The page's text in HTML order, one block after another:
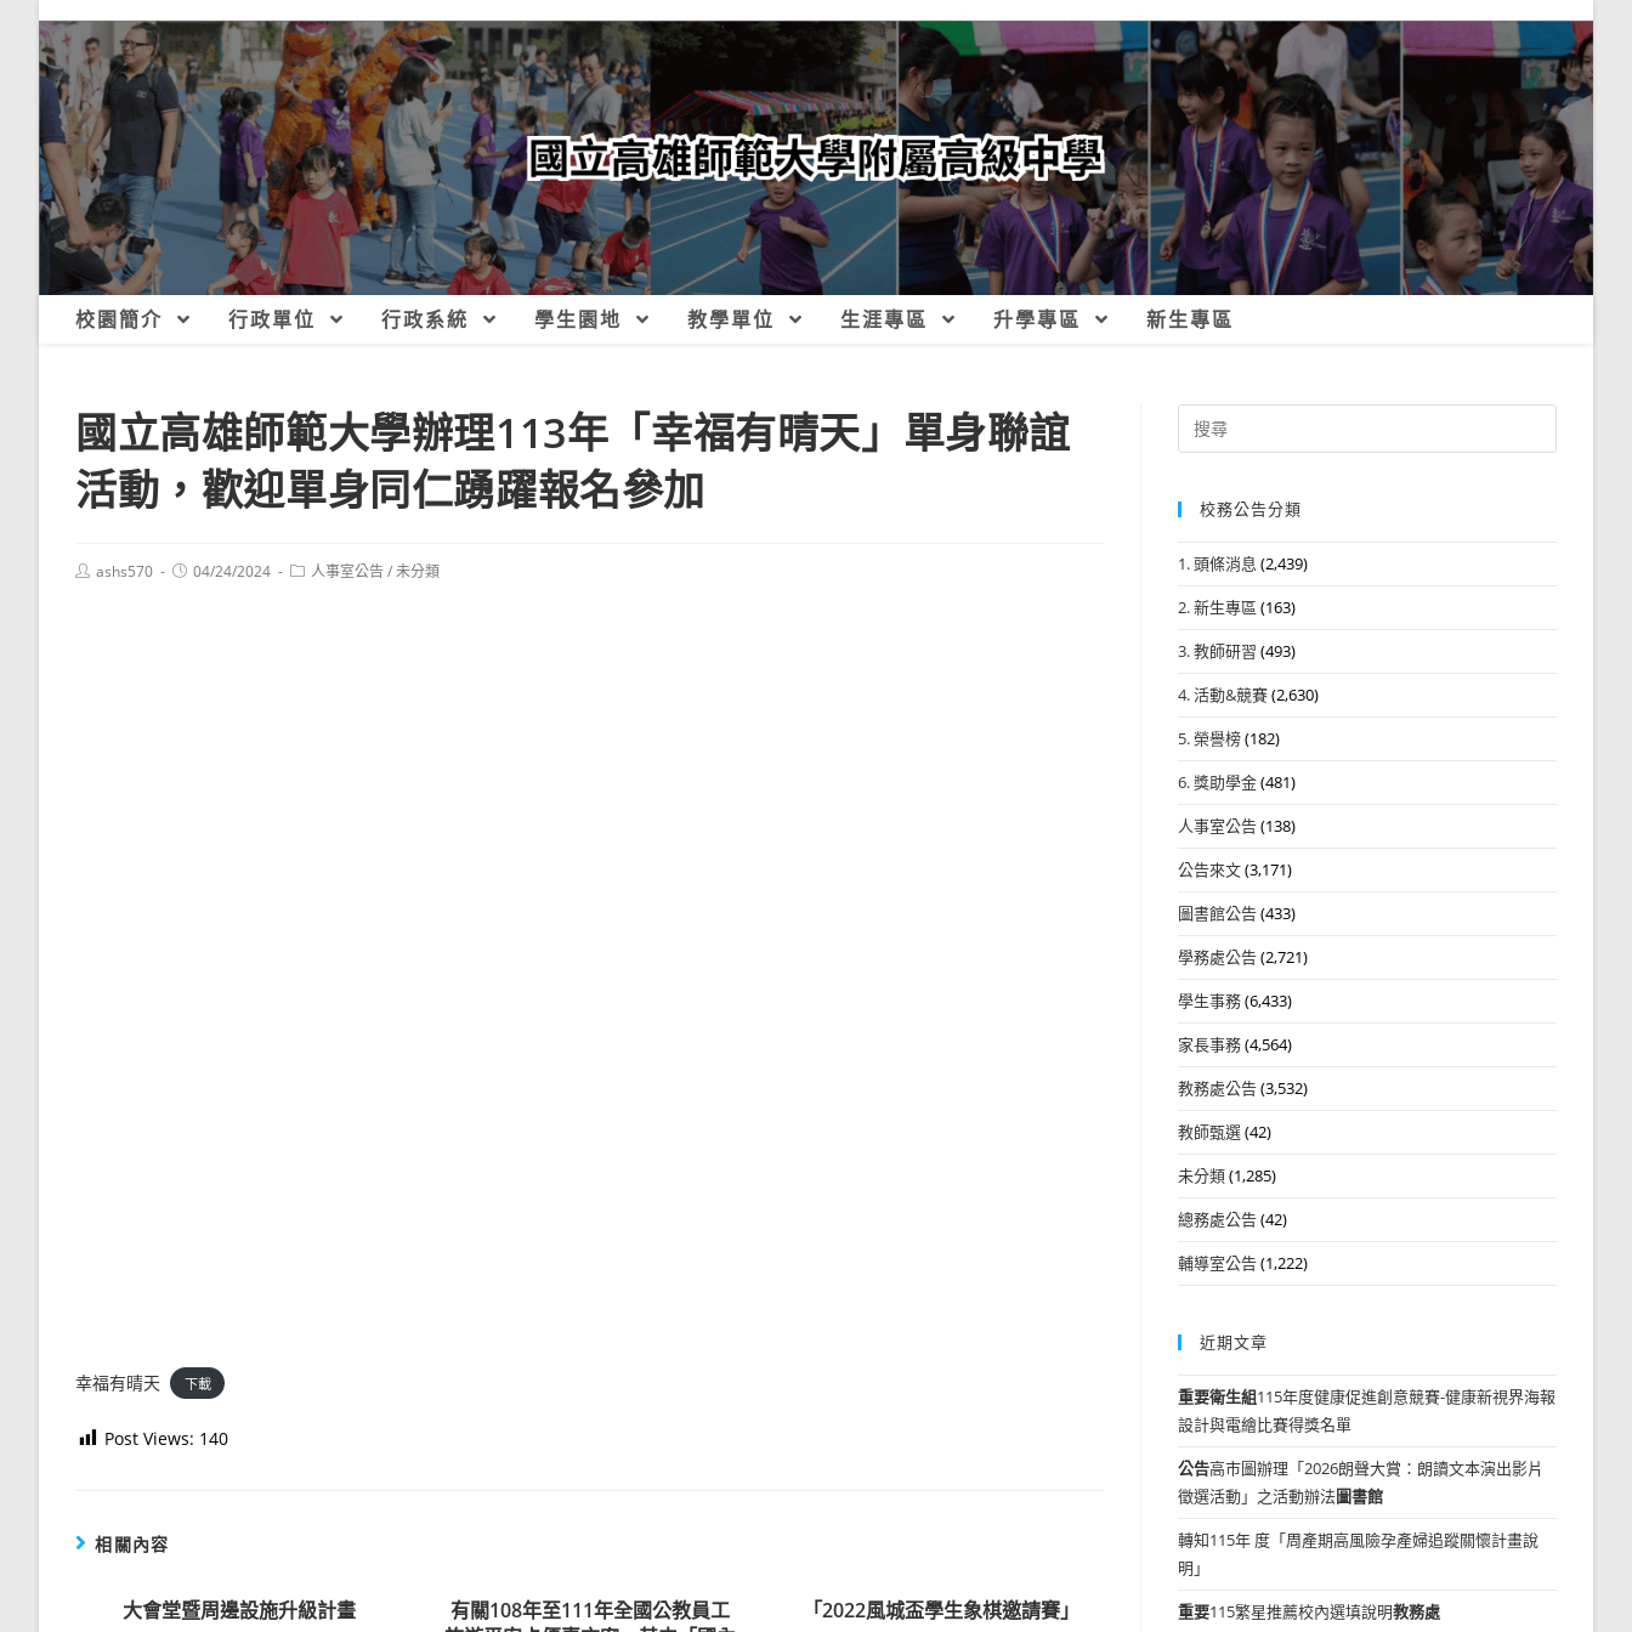
校園簡介 行政單位 行政系統 學生園地 教學單位 生涯專區 升學專區 新生專區
國立高雄師範大學辦理113年「幸福有晴天」單身聯誼
活動，歡迎單身同仁踴躍報名參加
Postashs570
Post04/24/2024
Post人事室公告/未分類
幸福有晴天 下載
Post Views: 140
相關內容
大會堂暨周邊設施升級計畫
有關108年至111年全國公教員工
「2022風城盃學生象棋邀請賽」
Search
for:
校務公告分類
1. 頭條消息 (2,439)
2. 新生專區 (163)
3. 教師研習 (493)
4. 活動&競賽(2,630)
5. 榮譽榜(182)
6. 獎助學金(481)
人事室公告(138)
公告來文(3,171)
圖書館公告(433)
學務處公告(2,721)
學生事務(6,433)
家長事務(4,564)
教務處公告(3,532)
教師甄選(42)
未分類(1,285)
總務處公告(42)
輔導室公告(1,222)
近期文章
重要衛生組115年度健康促進創意競賽-健康新視界海報
設計與電繪比賽得獎名單
公告高市圖辦理「2026朗聲大賞：朗讀文本演出影片
徵選活動」之活動辦法圖書館
轉知115年 度「周產期高風險孕產婦追蹤關懷計畫說
明」
重要115繁星推薦校內選填說明教務處